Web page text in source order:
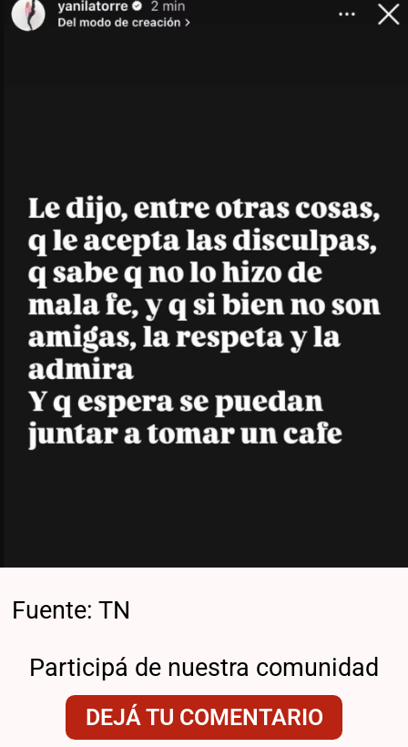
Fuente: TN
Participá de nuestra comunidad
DEJÁ TU COMENTARIO